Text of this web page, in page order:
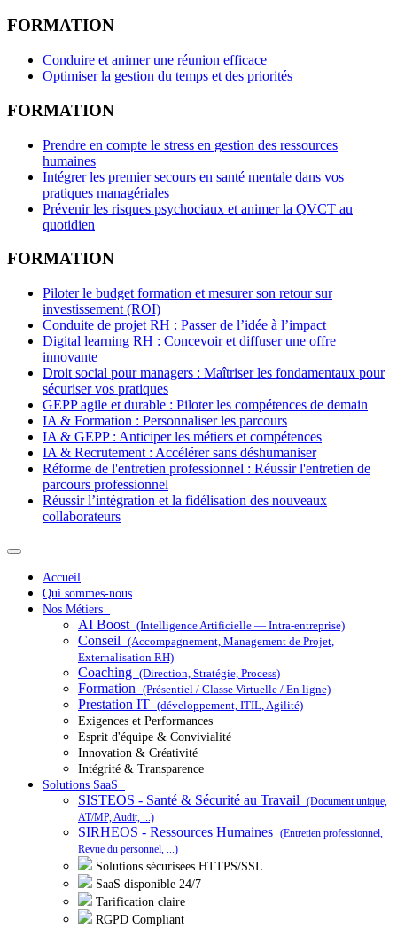
FORMATION
Conduire et animer une réunion efficace
Optimiser la gestion du temps et des priorités
FORMATION
Prendre en compte le stress en gestion des ressources
humaines
Intégrer les premier secours en santé mentale dans vos
pratiques managériales
Prévenir les risques psychociaux et animer la QVCT au
quotidien
FORMATION
Piloter le budget formation et mesurer son retour sur
investissement (ROI)
Conduite de projet RH : Passer de l’idée à l’impact
Digital learning RH : Concevoir et diffuser une offre
innovante
Droit social pour managers : Maîtriser les fondamentaux pour
sécuriser vos pratiques
GEPP agile et durable : Piloter les compétences de demain
IA & Formation : Personnaliser les parcours
IA & GEPP : Anticiper les métiers et compétences
IA & Recrutement : Accélérer sans déshumaniser
Réforme de l'entretien professionnel : Réussir l'entretien de
parcours professionnel
Réussir l’intégration et la fidélisation des nouveaux
collaborateurs
Accueil
Qui sommes-nous
Nos Métiers
AI Boost (Intelligence Artificielle — Intra-entreprise)
Conseil (Accompagnement, Management de Projet,
Externalisation RH)
Coaching (Direction, Stratégie, Process)
Formation (Présentiel / Classe Virtuelle / En ligne)
Prestation IT (développement, ITIL, Agilité)
Exigences et Performances
Esprit d'équipe & Convivialité
Innovation & Créativité
Intégrité & Transparence
Solutions SaaS
SISTEOS - Santé & Sécurité au Travail
(Document unique,
AT/MP, Audit, ...)
SIRHEOS - Ressources Humaines (Entretien professionnel,
Revue du personnel, ...)
Solutions sécurisées HTTPS/SSL
SaaS disponible 24/7
Tarification claire
RGPD Compliant